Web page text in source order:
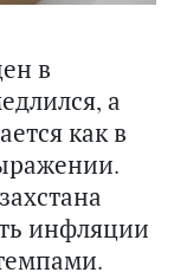
в
а
как в
инфляции